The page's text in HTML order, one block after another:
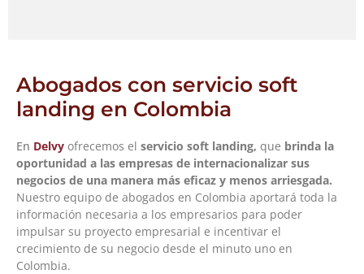
Abogados con servicio soft
landing en Colombia
En Delvy ofrecemos el servicio soft landing, que brinda la
oportunidad a las empresas de internacionalizar sus
negocios de una manera más eficaz y menos arriesgada.
Nuestro equipo de abogados en Colombia aportará toda la
información necesaria a los empresarios para poder
impulsar su proyecto empresarial e incentivar el
crecimiento de su negocio desde el minuto uno en
Colombia.